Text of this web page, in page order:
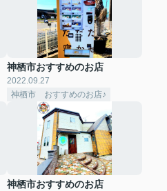
神栖市おすすめのお店
2022.09.27
神栖市 おすすめのお店♪
神栖市おすすめのお店